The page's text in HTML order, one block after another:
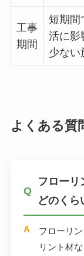
工事
期間
短期間
活に影
少ない
よくある質
フローリ
どのくら
フローリ
リント材